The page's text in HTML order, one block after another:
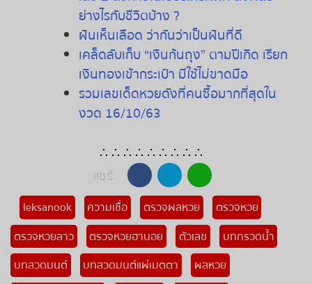
ย่างไรกับชีวิตบ้าง ?
ฝันเห็นเลือด ว่ากันว่าเป็นฝันที่ดี
เคล็ดลับเก็บ “เงินก้นถุง” ตามปีเกิด เรียก
เงินทองเข้ากระเป๋า มีใช้ไม่ขาดมือ
รวมเลขเด็ดหวยดังที่คนซื้อมากที่สุดใน
งวด 16/10/63
∴ ∴ ∴ ∴ ∴ ∴ ∴ ∴ ∴
แชร์
leksanook ความเชื่อ ตรวจผลหวย
ตรวจหวย
ตรวจหวยลาว
ตรวจหวยฮานอย ตัวเลข
บทกรวดน้ำ
บทสวดมนต์
บทสวดมนต์แผ่เมตตา
ผลหวย